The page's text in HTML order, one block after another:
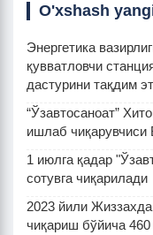
O'xshash
Энергетика
қувватловчи
дастурини тақдим
“Ўзавтосаноат”
ишлаб
1 июлга қадар
сотувга чиқарилади
2023 йили
чиқариш бўйича